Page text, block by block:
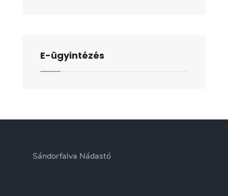
E-ügyintézés
Sándorfalva Nádastó